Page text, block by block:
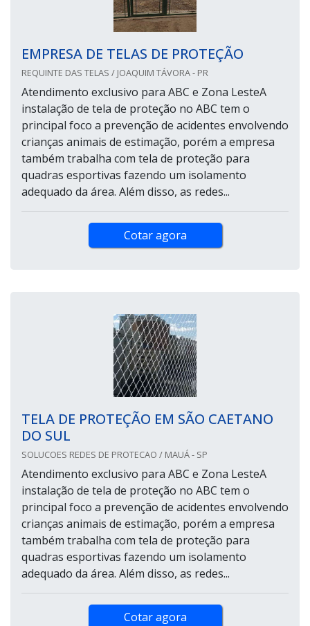
EMPRESA DE TELAS DE PROTEÇÃO
REQUINTE DAS TELAS / JOAQUIM TÁVORA - PR
Atendimento exclusivo para ABC e Zona LesteA
instalação de tela de proteção no ABC tem o
principal foco a prevenção de acidentes envolvendo
crianças animais de estimação, porém a empresa
também trabalha com tela de proteção para
quadras esportivas fazendo um isolamento
adequado da área. Além disso, as redes...
Cotar agora
TELA DE PROTEÇÃO EM SÃO CAETANO
DO SUL
SOLUCOES REDES DE PROTECAO / MAUÁ - SP
Atendimento exclusivo para ABC e Zona LesteA
instalação de tela de proteção no ABC tem o
principal foco a prevenção de acidentes envolvendo
crianças animais de estimação, porém a empresa
também trabalha com tela de proteção para
quadras esportivas fazendo um isolamento
adequado da área. Além disso, as redes...
Cotar agora